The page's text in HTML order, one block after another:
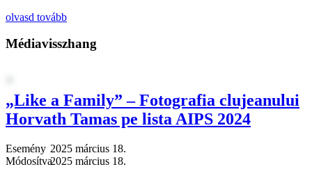
olvasd tovább
Médiavisszhang
„Like a Family” – Fotografia clujeanului
Horvath Tamas pe lista AIPS 2024
Esemény 2025 március 18.
Módosítva2025 március 18.